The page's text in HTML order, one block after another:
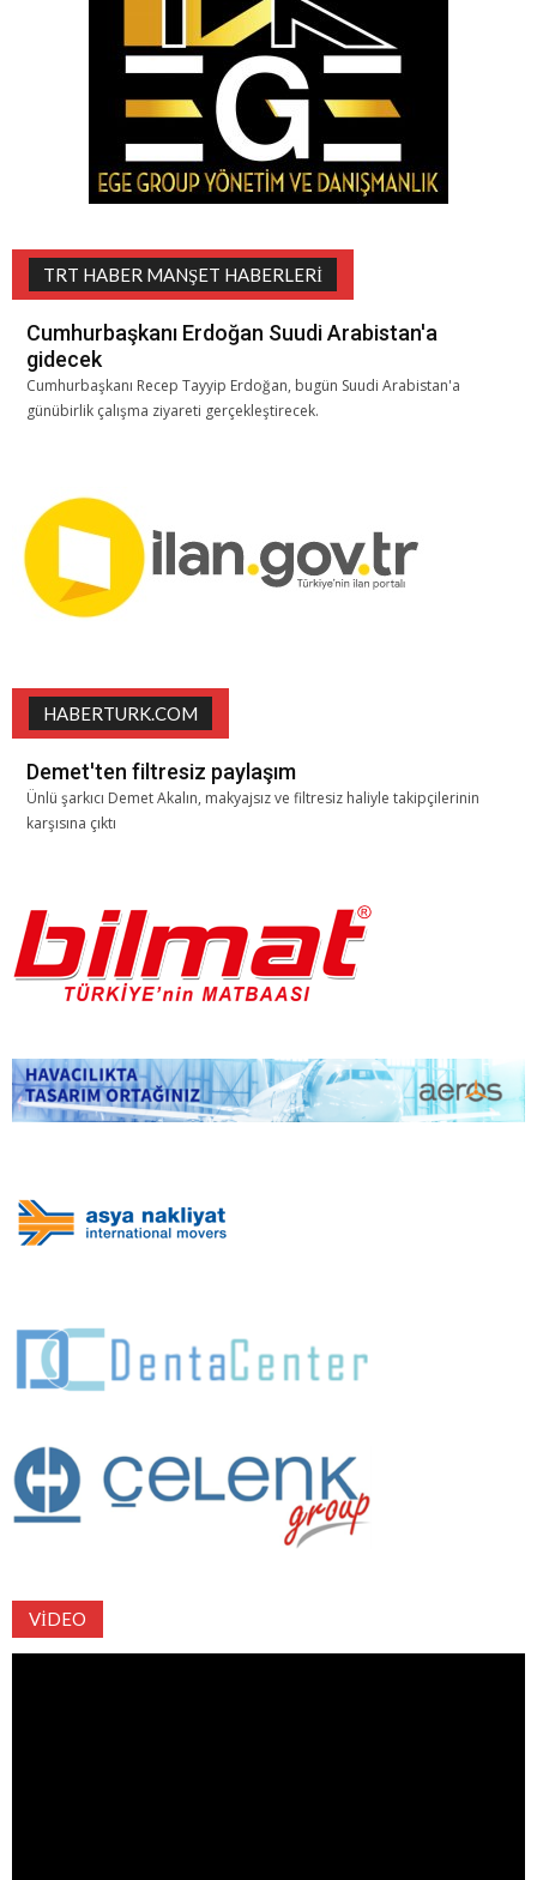
TRT HABER MANŞET HABERLERI
Cumhurbaşkanı Erdoğan Suudi Arabistan'a
gidecek
Cumhurbaşkanı Recep Tayyip Erdoğan, bugün Suudi Arabistan'a
günübirlik çalışma ziyareti gerçekleştirecek.
HABERTURK.COM
Demet'ten filtresiz paylaşım
Ünlü şarkıcı Demet Akalın, makyajsız ve filtresiz haliyle takipçilerinin
karşısına çıktı
VIDEO